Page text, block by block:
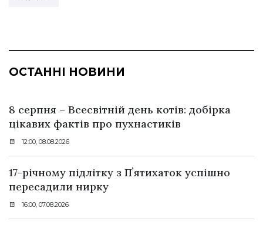
ОСТАННІ НОВИНИ
8 серпня – Всесвітній день котів: добірка
цікавих фактів про пухнастиків
12:00, 08.08.2026
17-річному підлітку з Пʼятихаток успішно
пересадили нирку
16:00, 07.08.2026